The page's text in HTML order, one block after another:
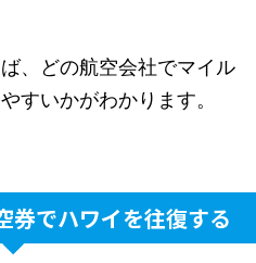
、どの航空会社でマイル
すいかがわかります。
券でハワイを往復する